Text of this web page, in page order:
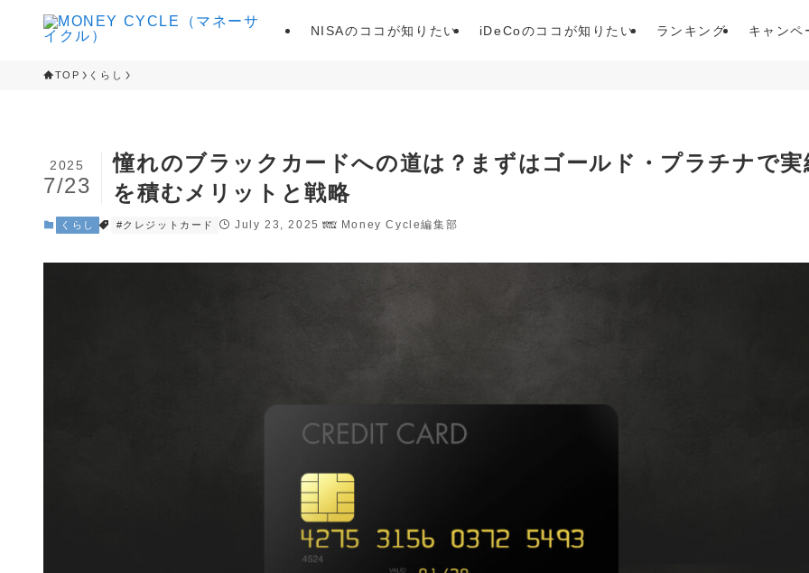
NISAのココが知りたい iDeCoのココが知りたい ランキング キャンペ
TOP くらし
憧れのブラックカードへの道は？まずはゴールド・プラチナで実
を積むメリットと戦略
2025
7/23
くらし #クレジットカード July 23, 2025 Money Cycle編集部